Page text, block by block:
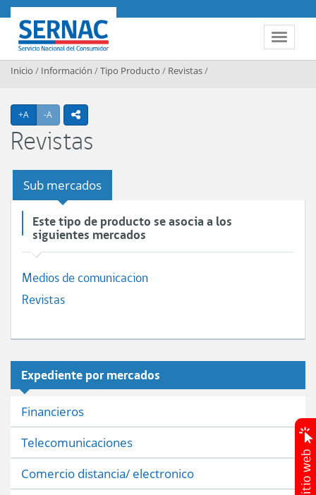
Contenido principal
Toggle
SERNAC
Inicio / Información /Tipo Producto / Revistas/
+A Agrandar texto
-A Achicar textoicono compartir
Revistas
Sub mercados
Este tipo de producto se asocia a los
siguientes mercados
Medios de comunicacion
Revistas
Expediente por mercados
Financieros
Telecomunicaciones
Comercio distancia/ electronico